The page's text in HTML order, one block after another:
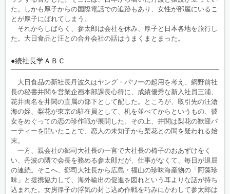
た。しかも厚子からの国際電話での追跡もあり、女性が部屋にいるこ
とが厚子にばれてしまう。
それからしばらく、参太郎は会社を休み、厚子と日本各地を旅行し
た。大日食品と汪との合弁会社の話はうまくまとまった。
●続社長学ＡＢＣ
大日食品の新社長丹波久はヤング・パワーの起用を考え、網野前社
長の秘書井関を営業企画本部課長心得に、成績優秀な新入社員三浦、
花井両名を井関の直属の部下として配した。ところが、取引先の汪滄
海の姪、梨花が東京の駐在員として、机を並べてからというもの、彼
女をめぐっての恋の珍作戦が展開した。その上、井関は梨花の歓迎パ
ーティーを開いたことで、恋人の未知子から梨花との間を疑われる始
末。
一方、親会社の郷司大社長の一言で大社長の椅子のおあずけをく
い、丹波の隣で会長を務める参太郎だが、仕事がなくて、毎日が退屈
の連続。そこへ、郷司大社長から広島・福山の珍味海産物の「阿藻珍
味」と提携協力して、海外輸出の促進を図れという耳よりな話が持ち
込まれた。女房厚子の浮気の封じ込め作戦を巧みにかわして参太郎は